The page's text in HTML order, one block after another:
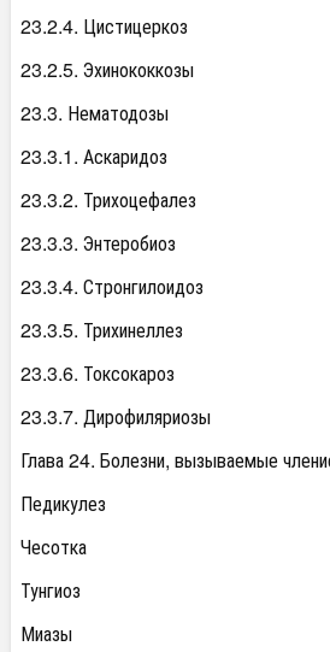
23.2.4. Цистицеркоз
23.2.5. Эхинококкозы
23.3. Нематодозы
23.3.1. Аскаридоз
23.3.2. Трихоцефалез
23.3.3. Энтеробиоз
23.3.4. Стронгилоидоз
23.3.5. Трихинеллез
23.3.6. Токсокароз
23.3.7. Дирофиляриозы
Глава 24. Болезни, вызываемые
Педикулез
Чесотка
Тунгиоз
Миазы